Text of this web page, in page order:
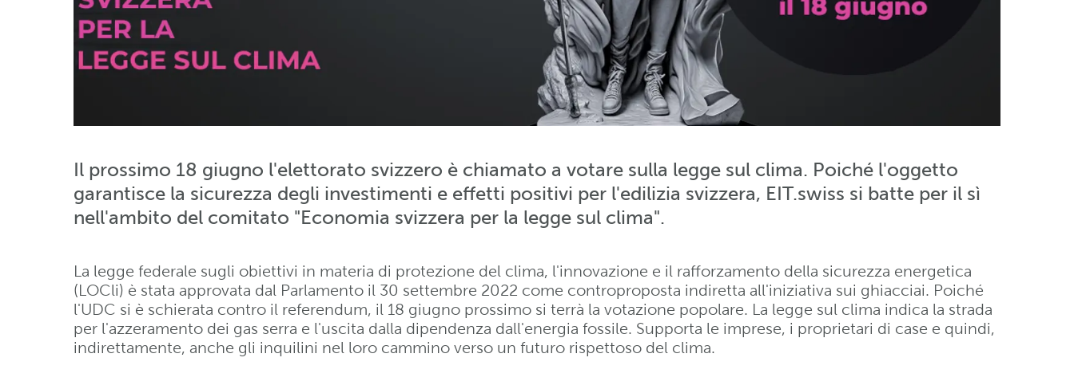
Il prossimo 18 giugno l'elettorato svizzero è chiamato a votare sulla legge sul clima. Poiché l'oggetto
garantisce la sicurezza degli investimenti e effetti positivi per l'edilizia svizzera, EIT.swiss si batte per il sì
nell'ambito del comitato "Economia svizzera per la legge sul clima".
La legge federale sugli obiettivi in materia di protezione del clima, l'innovazione e il rafforzamento della sicurezza energetica
(LOCli) è stata approvata dal Parlamento il 30 settembre 2022 come controproposta indiretta all'iniziativa sui ghiacciai. Poiché
l'UDC si è schierata contro il referendum, il 18 giugno prossimo si terrà la votazione popolare. La legge sul clima indica la strada
per l'azzeramento dei gas serra e l'uscita dalla dipendenza dall'energia fossile. Supporta le imprese, i proprietari di case e quindi,
indirettamente, anche gli inquilini nel loro cammino verso un futuro rispettoso del clima.